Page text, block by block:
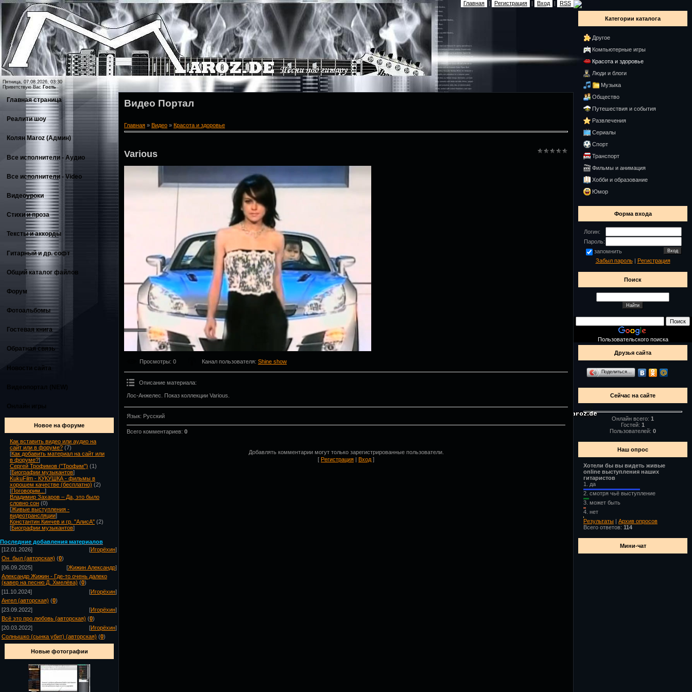
Главная | Регистрация | Вход | RSS
Пятница, 07.08.2026, 03:30
Приветствую Вас Гость
Главная страница
Реалити шоу
Колян Maroz (Админ)
Все исполнители - Аудио
Все исполнители - Video
Видеоуроки
Стихи и проза
Тексты и аккорды
Гитарный и др. софт
Общий каталог файлов
Форум
Фотоальбомы
Гостевая книга
Обратная связь
Новости сайта
Новое на форуме
Как вставить видео или аудио на
сайт или в форуме? (7)
[Как добавить материал на сайт или
в форуме?]
Сергей Трофимов ("Трофим") (1)
[Биографии музыкантов]
KukuFilm - КУКУШКА - фильмы в
хорошем качестве (бесплатно) (2)
[Поговорим... ]
Владимир Захаров – Да, это было
словно сон (0)
[Живые выступления -
видеотрансляции]
Константин Кинчев и гр. "АлисА" (2)
[Биографии музыкантов]
Последние добавления материалов
[12.01.2026]
[Игорёхин]
Он_был (авторская) (0)
[06.09.2025]
[Жижин Александр]
Александр Жижин - Где-то очень далеко
(кавер на песню Д. Хмелёва) (0)
[11.10.2024]
[Игорёхин]
Ангел (авторская) (0)
[23.09.2022]
[Игорёхин]
Всё это про любовь (авторская) (0)
[20.03.2022]
[Игорёхин]
Солнышко (сынка убит) (авторская) (0)
Новые фотографии
Видео Портал
Главная » Видео » Красота и здоровье
Various
Просмотры: 0 Канал пользователя: Shine show
Описание материала:
Лос-Анжелес. Показ коллекции Various.
Язык: Русский
Всего комментариев: 0
Добавлять комментарии могут только зарегистрированные пользователи.
[ Регистрация | Вход ]
Категории каталога
Другое
Компьютерные игры
Красота и здоровье
Люди и блоги
Музыка
Общество
Путешествия и события
Развлечения
Сериалы
Спорт
Транспорт
Фильмы и анимация
Хобби и образование
Юмор
Форма входа
Логин:
Пароль:
запомнить
Забыл пароль| Регистрация
Поиск
Пользовательского поиска
Друзья сайта
Поделиться…
Сейчас на сайте
Онлайн всего: 1
Гостей: 1
Пользователей: 0
Наш опрос
Хотели бы вы видеть живые
online выступления наших
гитаристов
1. да
2. смотря чьё выступление
3. может быть
4. нет
Результаты | Архив опросов
Всего ответов: 114
Мини-чат